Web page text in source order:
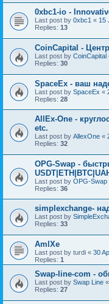
0xbc1-io -
Last post by 0xbc1 « 15
Replies: 13
CoinCapital -
Last post by CoinCapital
Replies: 30
SpaceEx - ваш
Last post by SpaceEx «
Replies: 28
AllEx-One -
etc.
Last post by AllexOne «
Replies: 32
OPG-Swap -
Last post by OPG-Swap
Replies: 36
simplexchange-
Last post by
Replies: 33
AmlXe
Last post by turdi « 30
Replies: 1
Swap-line-com -
Last post by Swap Line «
Replies: 27